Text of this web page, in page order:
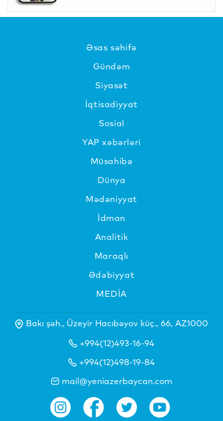
Əsas səhifə
Gündəm
Siyasət
İqtisadiyyat
Sosial
YAP xəbərləri
Müsahibə
Dünya
Mədəniyyat
İdman
Analitik
Maraqlı
Ədəbiyyat
MEDİA
Bakı şəh., Üzeyir Hacıbəyov küç., 66, AZ1000
+994(12)493-16-94
+994(12)498-19-84
mail@yeniazerbaycan.com